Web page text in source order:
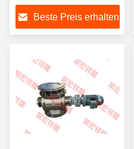
Edelstahl-Dispenser
pneumatisch
Beste Preis erhalten